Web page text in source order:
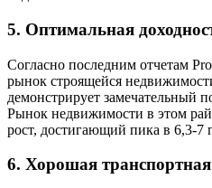
5. Оптимальная
Согласно последним отчетам
рынок строящейся
демонстрирует замечательный
Рынок недвижимости в этом
рост, достигающий пика в 6,3-7
6. Хорошая транспортная